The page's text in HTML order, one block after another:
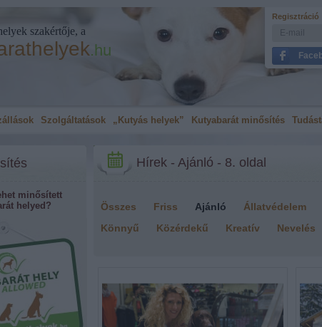
szakértője, a
.hu
Regisztráció
Szolgáltatások „Kutyás helyek” Kutyabarát minősítés
minősített
helyed?
Hírek - Ajánló - 8. oldal
Összes Friss Ajánló Állatvédelem
Könnyű
Közérdekű Kreatív Nevelés